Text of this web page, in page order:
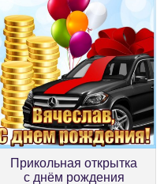
Прикольная открытка
с днём рождения